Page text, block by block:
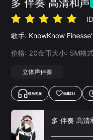
多 伴奏 高清和声
歌手: KnowKnow
价格: 20金币大小: 5M格
立体声伴奏
联系客服 收藏(3)
多 伴奏 高清